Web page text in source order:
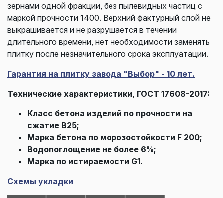
зернами одной фракции, без пылевидных частиц с
маркой прочности 1400. Верхний фактурный слой не
выкрашивается и не разрушается в течении
длительного времени, нет необходимости заменять
плитку после незначительного срока эксплуатации.
Гарантия на плитку завода "Выбор" - 10 лет.
Технические характеристики, ГОСТ 17608-2017:
Класс бетона изделий по прочности на
сжатие В25;
Марка бетона по морозостойкости F 200;
Водопоглощение не более 6%;
Марка по истираемости G1.
Схемы укладки